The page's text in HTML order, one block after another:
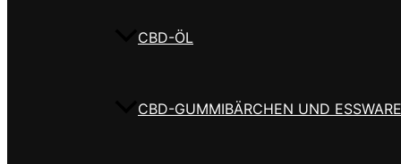
CBD-ÖL
CBD-GUMMIBÄRCHEN UND